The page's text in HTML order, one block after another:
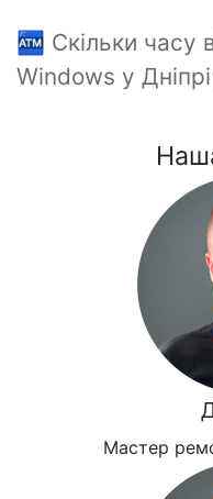
🏧 Скільки часу
Windows у
Мастер